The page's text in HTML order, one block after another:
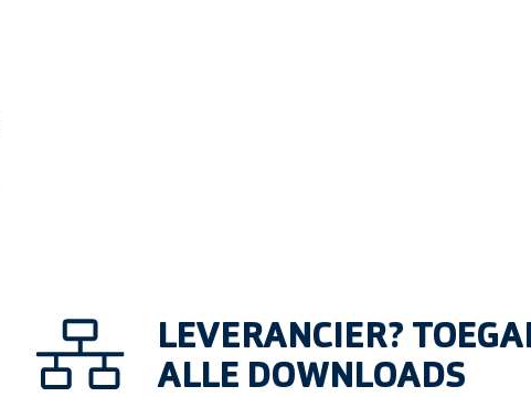
LEVERANCIER?
ALLE DOWNLOADS